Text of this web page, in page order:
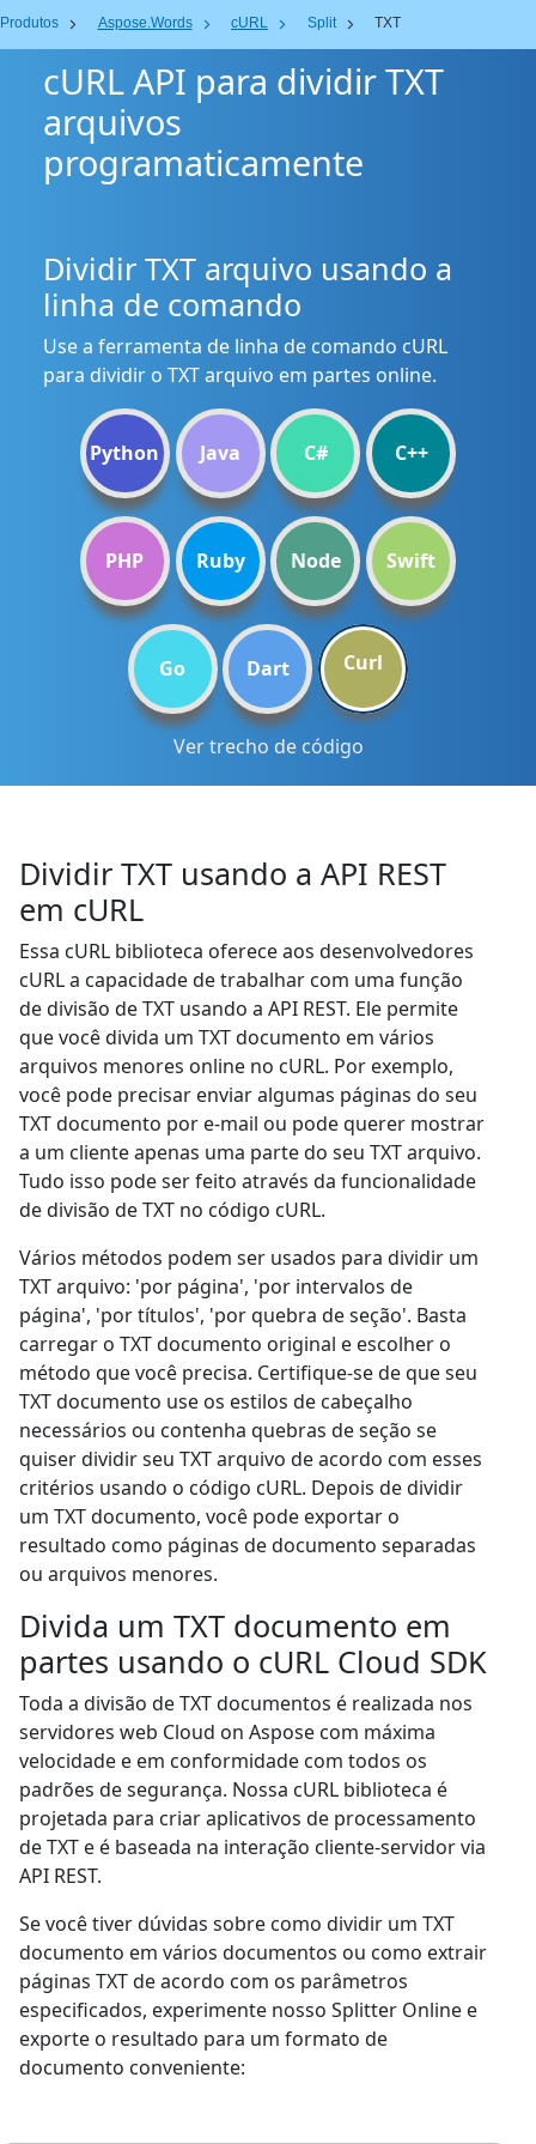
Produtos Aspose.Words cURL Split TXT
cURL API para dividir TXT
arquivos
programaticamente
Dividir TXT arquivo usando a
linha de comando
Use a ferramenta de linha de comando cURL
para dividir o TXT arquivo em partes online.
Python Java C# C++
PHP Ruby Node Swift
Go Dart Curl
Ver trecho de código
Dividir TXT usando a API REST
em cURL
Essa cURL biblioteca oferece aos desenvolvedores
cURL a capacidade de trabalhar com uma função
de divisão de TXT usando a API REST. Ele permite
que você divida um TXT documento em vários
arquivos menores online no cURL. Por exemplo,
você pode precisar enviar algumas páginas do seu
TXT documento por e-mail ou pode querer mostrar
a um cliente apenas uma parte do seu TXT arquivo.
Tudo isso pode ser feito através da funcionalidade
de divisão de TXT no código cURL.
Vários métodos podem ser usados para dividir um
TXT arquivo: 'por página', 'por intervalos de
página', 'por títulos', 'por quebra de seção'. Basta
carregar o TXT documento original e escolher o
método que você precisa. Certifique-se de que seu
TXT documento use os estilos de cabeçalho
necessários ou contenha quebras de seção se
quiser dividir seu TXT arquivo de acordo com esses
critérios usando o código cURL. Depois de dividir
um TXT documento, você pode exportar o
resultado como páginas de documento separadas
ou arquivos menores.
Divida um TXT documento em
partes usando o cURL Cloud SDK
Toda a divisão de TXT documentos é realizada nos
servidores web Cloud on Aspose com máxima
velocidade e em conformidade com todos os
padrões de segurança. Nossa cURL biblioteca é
projetada para criar aplicativos de processamento
de TXT e é baseada na interação cliente-servidor via
API REST.
Se você tiver dúvidas sobre como dividir um TXT
documento em vários documentos ou como extrair
páginas TXT de acordo com os parâmetros
especificados, experimente nosso Splitter Online e
exporte o resultado para um formato de
documento conveniente: